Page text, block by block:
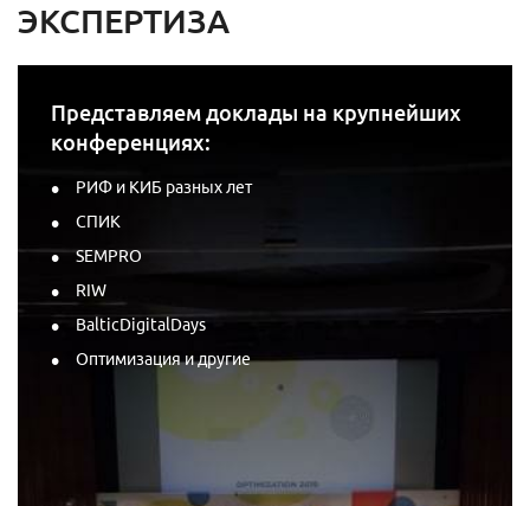
ЭКСПЕРТИЗА
Представляем доклады на крупнейших
конференциях:
РИФ и КИБ разных лет
СПИК
SEMPRO
RIW
BalticDigitalDays
Оптимизация и другие